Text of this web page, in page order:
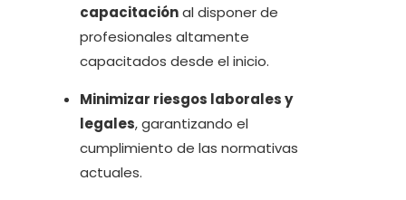
capacitaciónal disponer de
profesionales altamente
capacitados desde el inicio.
Minimizar riesgos laborales y
legales, garantizando el
cumplimiento de las normativas
actuales.